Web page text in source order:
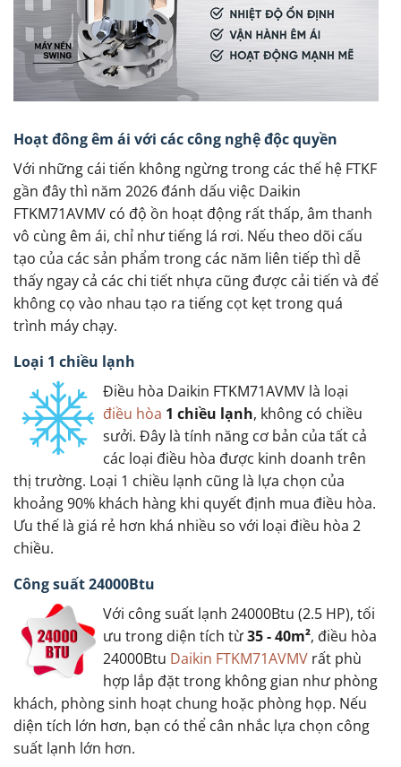
Hoạt đông êm ái với các công nghệ độc quyền
Với những cái tiến không ngừng trong các thế hệ FTKF
gần đây thì năm 2026 đánh dấu việc Daikin
FTKM71AVMV có độ ồn hoạt động rất thấp, âm thanh
vô cùng êm ái, chỉ như tiếng lá rơi. Nếu theo dõi cấu
tạo của các sản phẩm trong các năm liên tiếp thì dễ
thấy ngay cả các chi tiết nhựa cũng được cải tiến và để
không cọ vào nhau tạo ra tiếng cọt kẹt trong quá
trình máy chạy.
Loại 1 chiều lạnh
Điều hòa Daikin FTKM71AVMV là loại
điều hòa 1 chiều lạnh, không có chiều
sưởi. Đây là tính năng cơ bản của tất cả
các loại điều hòa được kinh doanh trên
thị trường. Loại 1 chiều lạnh cũng là lựa chọn của
khoảng 90% khách hàng khi quyết định mua điều hòa.
Ưu thế là giá rẻ hơn khá nhiều so với loại điều hòa 2
chiều.
Công suất 24000Btu
Với công suất lạnh 24000Btu (2.5 HP), tối
ưu trong diện tích từ35 - 40m², điều hòa
24000Btu Daikin FTKM71AVMV rất phù
hợp lắp đặt trong không gian như phòng
khách, phòng sinh hoạt chung hoặc phòng họp. Nếu
diện tích lớn hơn, bạn có thể cân nhắc lựa chọn công
suất lạnh lớn hơn.